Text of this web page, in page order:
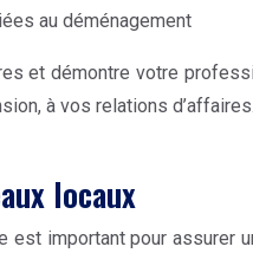
au déménagement
et démontre votre
à vos relations
locaux
est important pour